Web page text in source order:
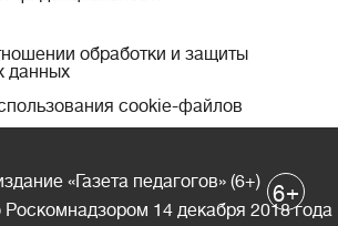
обработки и защиты
данных
cookie-файлов
«Газета педагогов» (6+)
Роскомнадзором 14 декабря 2018 года
6+